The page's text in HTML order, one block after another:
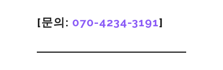
[문의: 070-4234-3191]